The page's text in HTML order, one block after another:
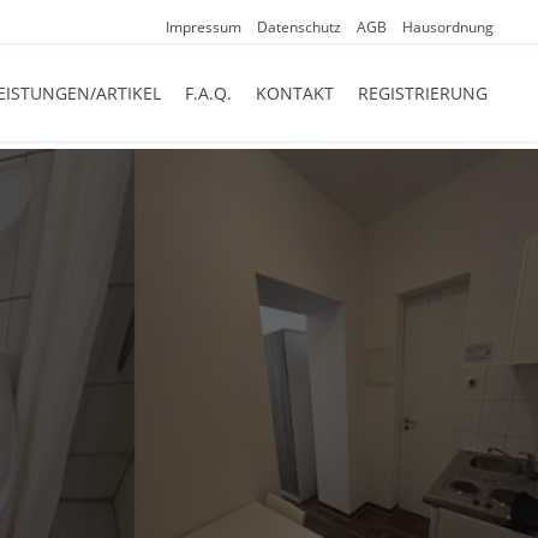
Impressum Datenschutz AGB Hausordnung
ARTIKEL F.A.Q. KONTAKT REGISTRIERUNG
bestehend aus:
absolut zentraler Lage zum besten
zu 100 Betten gebucht werden.